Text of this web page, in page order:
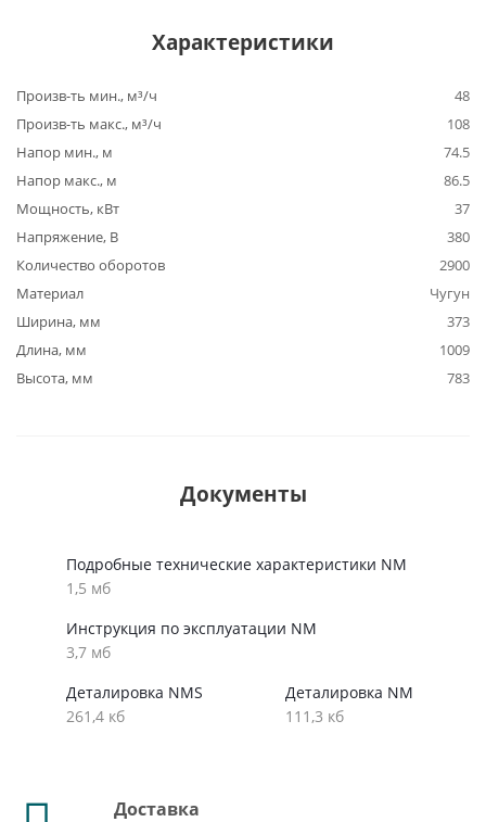
Характеристики
Произв-ть мин., м³/ч
48
Произв-ть макс., м³/ч
108
Напор мин., м
74.5
Напор макс., м
86.5
Мощность, кВт
37
Напряжение, В
380
Количество оборотов
2900
Материал
Чугун
Ширина, мм
373
Длина, мм
1009
Высота, мм
783
Документы
Подробные технические характеристики NM
1,5 мб
Инструкция по эксплуатации NM
3,7 мб
Деталировка NMS
261,4 кб
Деталировка NM
111,3 кб
Доставка